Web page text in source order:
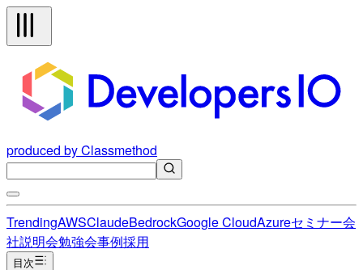
produced by Classmethod
TrendingAWSClaudeBedrockGoogle CloudAzureセミナー会
社説明会勉強会事例採用
目次